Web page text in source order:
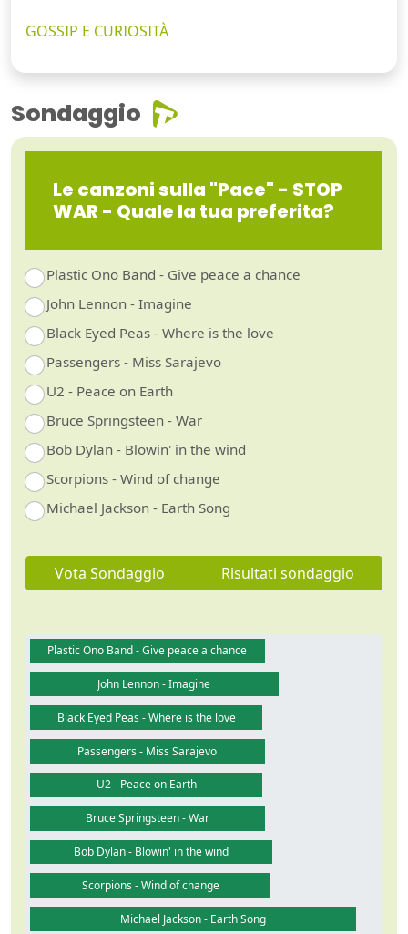
GOSSIP E CURIOSITÀ
Sondaggio
Le canzoni sulla "Pace" - STOP
WAR - Quale la tua preferita?
Plastic Ono Band - Give peace a chance
John Lennon - Imagine
Black Eyed Peas - Where is the love
Passengers - Miss Sarajevo
U2 - Peace on Earth
Bruce Springsteen - War
Bob Dylan - Blowin' in the wind
Scorpions - Wind of change
Michael Jackson - Earth Song
Vota Sondaggio Risultati sondaggio
Plastic Ono Band - Give peace a chance
John Lennon - Imagine
Black Eyed Peas - Where is the love
Passengers - Miss Sarajevo
U2 - Peace on Earth
Bruce Springsteen - War
Bob Dylan - Blowin' in the wind
Scorpions - Wind of change
Michael Jackson - Earth Song